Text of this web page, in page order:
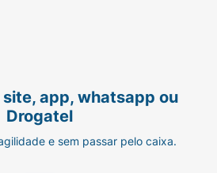
app, whatsapp ou
Drogatel
e sem passar pelo caixa.